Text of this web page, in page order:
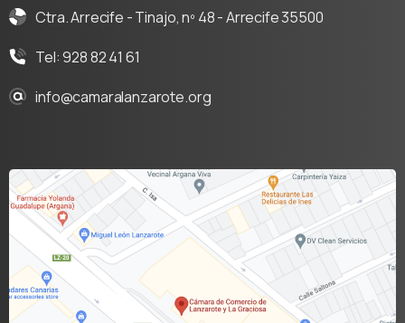
Ctra. Arrecife - Tinajo, nº 48 - Arrecife 35500
Tel: 928 82 41 61
info@camaralanzarote.org